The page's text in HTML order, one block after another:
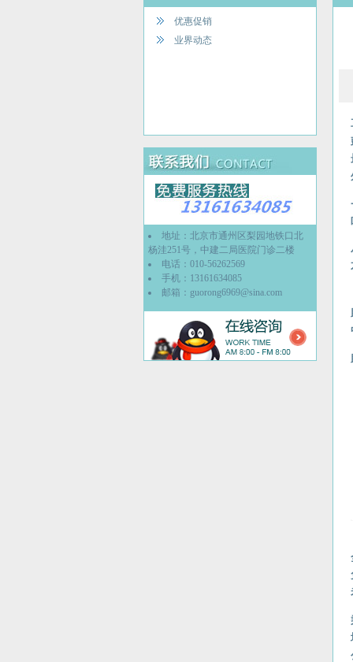
优惠促销
业界动态
地址：北京市通州区梨园地铁口北
杨洼251号，中建二局医院门诊二楼
电话：010-56262569
手机：13161634085
邮箱： guorong6969@sina.com